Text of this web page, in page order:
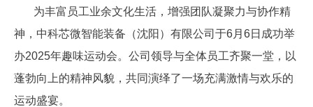
为丰富员工业余文化生活，增强团队凝聚力与协作精
神，中科芯微智能装备（沈阳）有限公司于6月6日成功举
办2025年趣味运动会。公司领导与全体员工齐聚一堂，以
蓬勃向上的精神风貌，共同演绎了一场充满激情与欢乐的
运动盛宴。